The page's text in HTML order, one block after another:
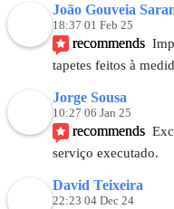
João Gouveia
18:37 01 Feb 25
recommends
tapetes feitos à
Jorge Sousa
10:27 06 Jan 25
recommends
serviço executado.
David Teixeira
22:23 04 Dec 24